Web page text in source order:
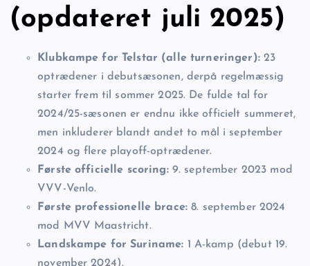
(opdateret juli 2025)
Klubkampe for Telstar (alle turneringer):23
optrædener i debutsæsonen, derpå regelmæssig
starter frem til sommer 2025. De fulde tal for
2024/25-sæsonen er endnu ikke officielt summeret,
men inkluderer blandt andet to mål i september
2024 og flere playoff-optrædener.
Første officielle scoring:9. september 2023 mod
VVV-Venlo.
Første professionelle brace: 8. september 2024
mod MVV Maastricht.
Landskampe for Suriname: 1 A-kamp (debut 19.
november 2024).